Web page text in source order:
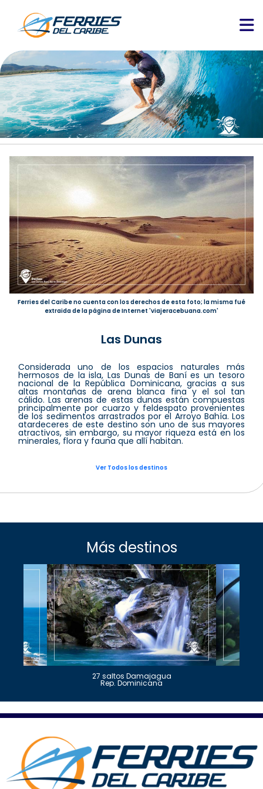
Ferries del Caribe no cuenta con los derechos de esta foto; la misma fué
extraida de la página de Internet 'viajeracebuana.com'
Las Dunas
Considerada uno de los espacios naturales más
hermosos de la isla, Las Dunas de Baní es un tesoro
nacional de la República Dominicana, gracias a sus
altas montañas de arena blanca fina y el sol tan
cálido. Las arenas de estas dunas están compuestas
principalmente por cuarzo y feldespato provenientes
de los sedimentos arrastrados por el Arroyo Bahía. Los
atardeceres de este destino son uno de sus mayores
atractivos, sin embargo, su mayor riqueza está en los
minerales, flora y fauna que allí habitan.
Ver Todos los destinos
Más destinos
27 saltos Damajagua
Rep. Dominicana